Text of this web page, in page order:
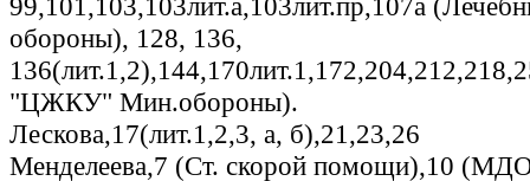
обороны), 128, 136,
"ЦЖКУ" Мин.обороны).
Лескова,17(лит.1,2,3, а, б),21,23,26
Менделеева,7 (Ст. скорой помощи),10